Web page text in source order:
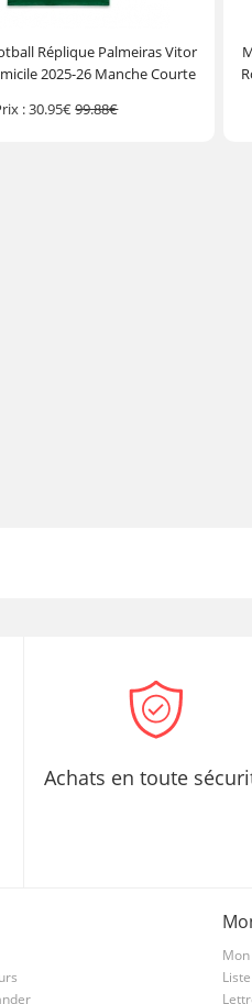
Réplique Palmeiras Vitor
2025-26 Manche Courte
:30.95€99.88€
Achats en toute